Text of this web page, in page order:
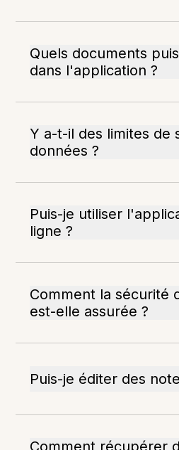
Quels documents
dans l'application ?
Y a-t-il des limites de
données ?
Puis-je utiliser
ligne ?
Comment la sécurité
est-elle assurée ?
Puis-je éditer des
Comment récupérer